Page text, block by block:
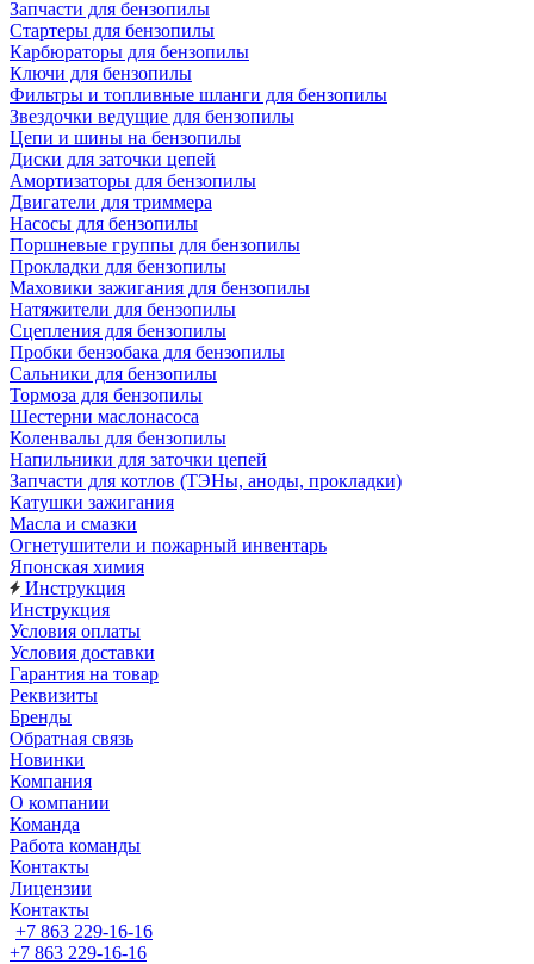
Запчасти для бензопилы
Стартеры для бензопилы
Карбюраторы для бензопилы
Ключи для бензопилы
Фильтры и топливные шланги для бензопилы
Звездочки ведущие для бензопилы
Цепи и шины на бензопилы
Диски для заточки цепей
Амортизаторы для бензопилы
Двигатели для триммера
Насосы для бензопилы
Поршневые группы для бензопилы
Прокладки для бензопилы
Маховики зажигания для бензопилы
Натяжители для бензопилы
Сцепления для бензопилы
Пробки бензобака для бензопилы
Сальники для бензопилы
Тормоза для бензопилы
Шестерни маслонасоса
Коленвалы для бензопилы
Напильники для заточки цепей
Запчасти для котлов (ТЭНы, аноды, прокладки)
Катушки зажигания
Масла и смазки
Огнетушители и пожарный инвентарь
Японская химия
Инструкция
Инструкция
Условия оплаты
Условия доставки
Гарантия на товар
Реквизиты
Бренды
Обратная связь
Новинки
Компания
О компании
Команда
Работа команды
Контакты
Лицензии
Контакты
+7 863 229-16-16
+7 863 229-16-16